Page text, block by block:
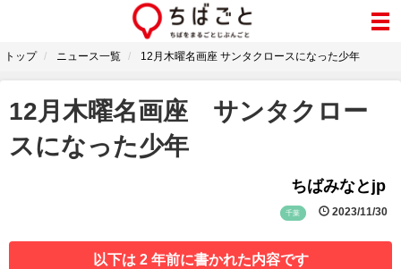
トップ ニュース一覧 12月木曜名画座 サンタクロースになった少年
12月木曜名画座 サンタクロー
スになった少年
ちばみなとjp
千葉 2023/11/30
以下は 2 年前に書かれた内容です